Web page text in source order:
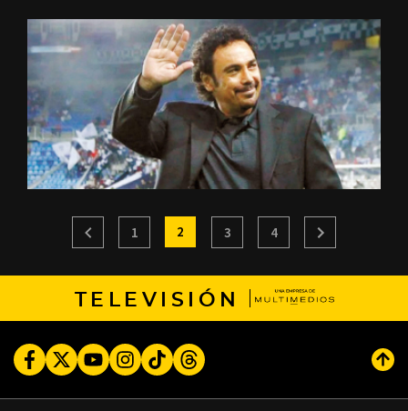
1 2 3 4
TELEVISIÓN
FacebookTwitterYoutubeInstagram
TikTokThreads